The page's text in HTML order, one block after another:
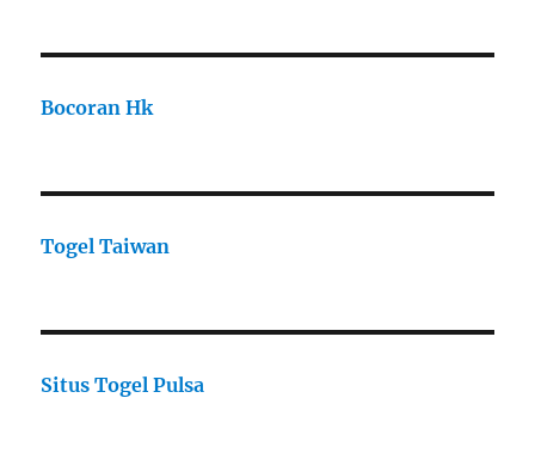
Bocoran Hk
Togel Taiwan
Situs Togel Pulsa